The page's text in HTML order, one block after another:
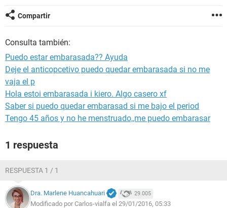
Compartir
Consulta también:
Puedo estar embarasada?? Ayuda
Deje el anticopcetivo puedo quedar embarasada si no me
vaja el p
Hola estoi embarasada i kiero. Algo casero xf
Saber si puedo quedar embarasad si me bajo el period
Tengo 45 años y no he menstruado,,me puedo embarasar
1 respuesta
RESPUESTA 1 / 1
Dra. Marlene Huancahuari 29.005
Modificado por Carlos-vialfa el 29/01/2016, 05:33